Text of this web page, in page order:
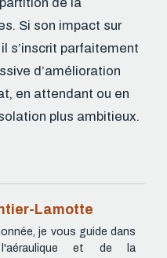
Si son impact sur
s’inscrit parfaitement
d’amélioration
en attendant ou en
plus ambitieux.
Lamotte
je vous guide dans
et de la